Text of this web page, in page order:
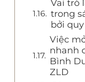
Vai trò
trong
bởi
Việc
nhanh
Bình
ZLD